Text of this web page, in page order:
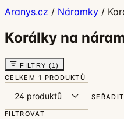
Aranys.cz / Náramky /
Korálky na
FILTRY (1)
CELKEM 1 PRODUKTŮ
FILTROVAT